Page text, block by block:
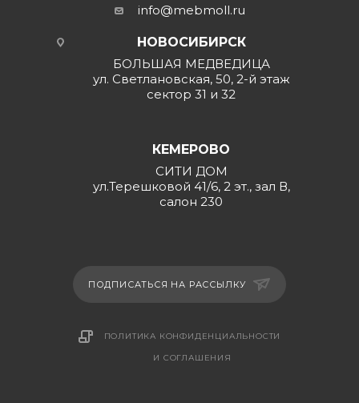
info@mebmoll.ru
НОВОСИБИРСК
БОЛЬШАЯ МЕДВЕДИЦА
ул. Светлановская, 50, 2-й этаж
сектор 31 и 32
КЕМЕРОВО
СИТИ ДОМ
ул.Терешковой 41/6, 2 эт., зал В,
салон 230
ПОДПИСАТЬСЯ НА РАССЫЛКУ
ПОЛИТИКА КОНФИДЕНЦИАЛЬНОСТИ
И СОГЛАШЕНИЯ